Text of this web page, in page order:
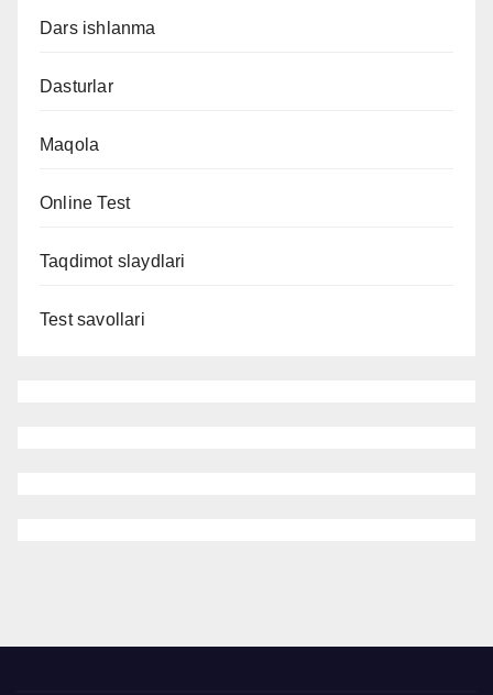
Dars ishlanma
Dasturlar
Maqola
Online Test
Taqdimot slaydlari
Test savollari